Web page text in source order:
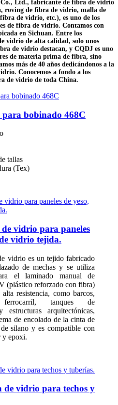
Ltd., fabricante de fibra de vidrio
roving de fibra de vidrio, malla de
de vidrio, etc.), es uno de los
de fibra de vidrio. Contamos con
en Sichuan. Entre los
vidrio de alta calidad, solo unos
de vidrio destacan, y CQDJ es uno
de materia prima de fibra, sino
más de 40 años dedicándonos a la
Conocemos a fondo a los
de vidrio de toda China.
para bobinado 468C
tallas
(Tex)
vidrio para paneles
vidrio tejida.
vidrio es un tejido fabricado
de mechas y se utiliza
el laminado manual de
(plástico reforzado con fibra)
resistencia, como barcos,
tanques de
estructuras arquitectónicas,
de encolado de la cinta de
silano y es compatible con
y epoxi.
de vidrio para techos y